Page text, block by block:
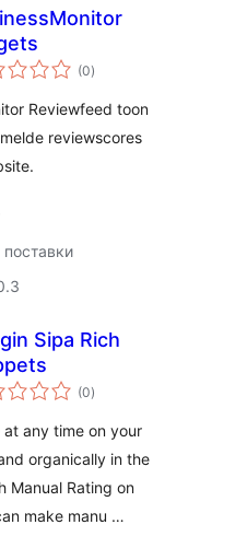
(0укупних
оцена
)
Reviewfeed toon
reviewscores
Sipa Rich
(0укупних
оцена
)
any time on your
organically in the
Manual Rating on
make manu …